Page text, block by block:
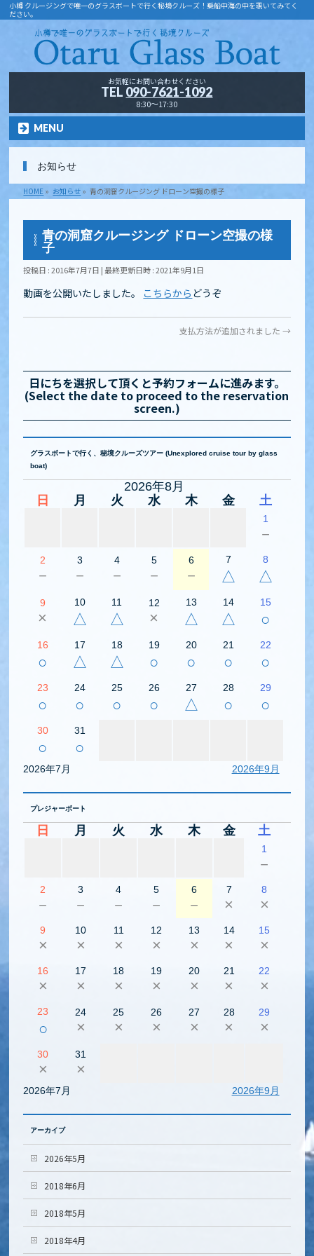
小樽 クルージングで唯一のグラスボートで行く秘境クルーズ！乗船中海の中を覗いてみてく
ださい。
お気軽にお問い合わせください
TEL 090-7621-1092
8:30～17:30
MENU
お知らせ
HOME » お知らせ » 青の洞窟クルージング ドローン空撮の様子
青の洞窟クルージング ドローン空撮の様
子
投稿日 : 2016年7月7日 最終更新日時 : 2021年9月1日
動画を公開いたしました。 こちらから どうぞ
支払方法が追加されました →
日にちを選択して頂くと予約フォームに進みます。
(Select the date to proceed to the reservation
screen.)
グラスボートで行く、秘境クルーズツアー (Unexplored cruise tour by glass
boat)
2026年8月
日
月 火 水 木 金 土
1
－
2
－
3
－
4
－
5
－
6
－
7
△
8
△
9
×
10
△
11
△
12
×
13
△
14
△
15
○
16
○
17
△
18
△
19
○
20
○
21
○
22
○
23
○
24
○
25
○
26
○
27
△
28
○
29
○
30
○
31
○
2026年7月 2026年9月
プレジャーボート
日 月 火 水 木 金 土
1
－
2
－
3
－
4
－
5
－
6
－
7
×
8
×
9
×
10
×
11
×
12
×
13
×
14
×
15
×
16
×
17
×
18
×
19
×
20
×
21
×
22
×
23
○
24
×
25
×
26
×
27
×
28
×
29
×
30
×
31
×
2026年7月 2026年9月
アーカイブ
2026年5月
2018年6月
2018年5月
2018年4月